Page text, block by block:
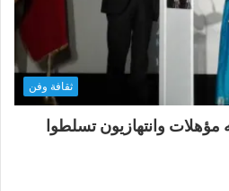
ثقافة وفن
وانتهازيون تسلطوا